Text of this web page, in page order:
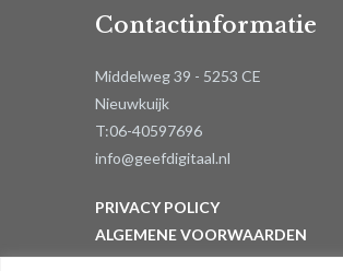
Contactinformatie
Middelweg 39 - 5253 CE
Nieuwkuijk
T:06-40597696
info@geefdigitaal.nl
PRIVACY POLICY
ALGEMENE VOORWAARDEN
MIJN ACCOUNT